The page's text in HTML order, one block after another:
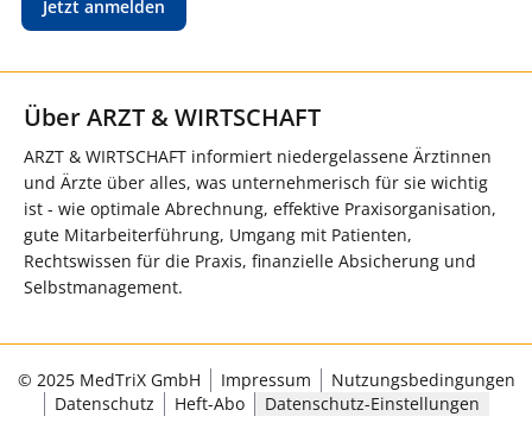
Jetzt anmelden
Über ARZT & WIRTSCHAFT
ARZT & WIRTSCHAFT informiert niedergelassene Ärztinnen
und Ärzte über alles, was unternehmerisch für sie wichtig
ist - wie optimale Abrechnung, effektive Praxisorganisation,
gute Mitarbeiterführung, Umgang mit Patienten,
Rechtswissen für die Praxis, finanzielle Absicherung und
Selbstmanagement.
© 2025 MedTriX GmbH Impressum
Nutzungsbedingungen
Datenschutz
Heft-Abo Datenschutz-Einstellungen